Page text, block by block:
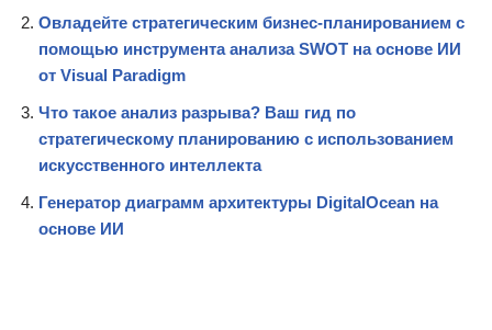
Овладейте стратегическим бизнес-планированием с
помощью инструмента анализа SWOT на основе ИИ
от Visual Paradigm
Что такое анализ разрыва? Ваш гид по
стратегическому планированию с использованием
искусственного интеллекта
Генератор диаграмм архитектуры DigitalOcean на
основе ИИ